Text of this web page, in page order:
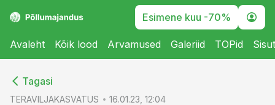
Esimene kuu -70%
Avaleht Kõik lood Arvamused Galeriid TOPid
Tagasi
TERAVILJAKASVATUS 16.01.23, 12:04